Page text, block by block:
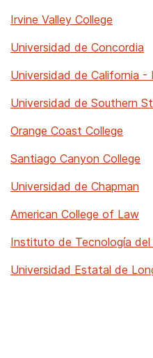
Irvine Valley College
Universidad de Concordia
Universidad de California -
Universidad de Southern
Orange Coast College
Santiago Canyon College
Universidad de Chapman
American College of Law
Instituto de Tecnología del
Universidad Estatal de